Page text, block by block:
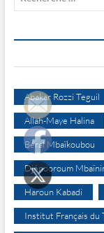
Abakar Rozzi Teguil
Allah-Maye Halina
Béral Mbaïkoubou
Djéndoroum
Haroun Kabadi
Institut Français du